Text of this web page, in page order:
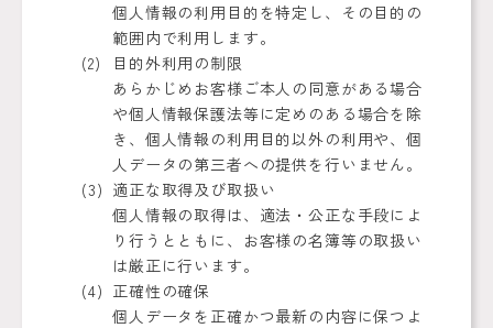
個人情報の利用目的を特定し、その目的の
範囲内で利用します。
目的外利用の制限
あらかじめお客様ご本人の同意がある場合
や個人情報保護法等に定めのある場合を除
き、個人情報の利用目的以外の利用や、個
人データの第三者への提供を行いません。
適正な取得及び取扱い
個人情報の取得は、適法・公正な手段によ
り行うとともに、お客様の名簿等の取扱い
は厳正に行います。
正確性の確保
個人データを正確かつ最新の内容に保つよ